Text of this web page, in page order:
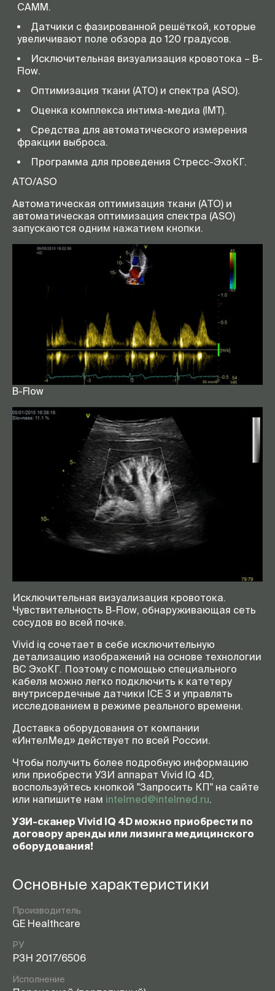
CAMM.
Датчики с фазированной решёткой, которые
увеличивают поле обзора до 120 градусов.
Исключительная визуализация кровотока – B-
Flow.
Оптимизация ткани (ATO) и спектра (ASO).
Оценка комплекса интима-медиа (IMT).
Средства для автоматического измерения
фракции выброса.
Программа для проведения Стресс-ЭхоКГ.
ATO/ASO
Автоматическая оптимизация ткани (ATO) и
автоматическая оптимизация спектра (ASO)
запускаются одним нажатием кнопки.
B-Flow
Исключительная визуализация кровотока.
Чувствительность B-Flow, обнаруживающая сеть
сосудов во всей почке.
Vivid iq сочетает в себе исключительную
детализацию изображений на основе технологии
ВС ЭхоКГ. Поэтому с помощью специального
кабеля можно легко подключить к катетеру
внутрисердечные датчики ICE 3 и управлять
исследованием в режиме реального времени.
Доставка оборудования от компании
«ИнтелМед» действует по всей России.
Чтобы получить более подробную информацию
или приобрести УЗИ аппарат Vivid IQ 4D,
воспользуйтесь кнопкой "Запросить КП" на сайте
или напишите нам intelmed@intelmed.ru.
УЗИ-сканер Vivid IQ 4D можно приобрести по
договору аренды или лизинга медицинского
оборудования!
Основные характеристики
Производитель
GE Healthcare
РУ
РЗН 2017/6506
Исполнение